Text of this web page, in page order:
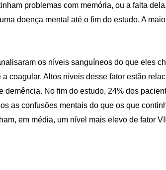
problemas com memória, ou a falta
doença mental até o fim do estudo. A
os níveis sanguíneos do que eles
coagular. Altos níveis desse fator estão
demência. No fim do estudo, 24% dos
as confusões mentais do que os que
em média, um nível mais elevo de fator
importância do
em nova resolução
sobre medicamentos à